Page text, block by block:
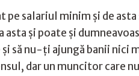
pe salariul minim şi de
asta şi poate şi
să nu-ţi ajungă banii nici
dar un muncitor care